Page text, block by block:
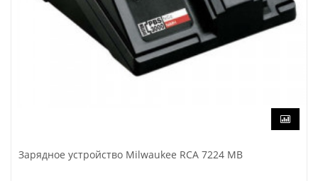
Зарядное устройство Milwaukee RCA 7224 MB